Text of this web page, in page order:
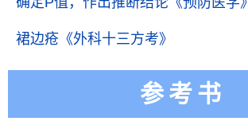
裙边疮 《外科十三方考》
参考书